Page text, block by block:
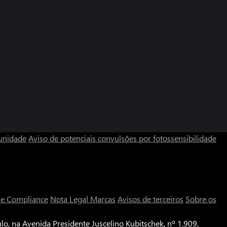
Aviso de potenciais convulsões por fotossensibilidade
Compliance Nota Legal Marcas Avisos de terceiros Sobre os
na Avenida Presidente Juscelino Kubitschek, nº 1.909,